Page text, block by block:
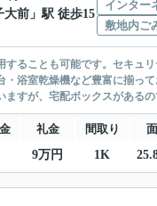
大前 」駅 徒歩15
インター
敷地内ご
ることも可能です。セキュ
浴室乾燥機など豊富に揃っ
すが、宅配ボックスがある
礼金 間取り
9万円 1K